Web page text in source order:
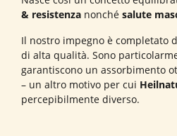
& resistenza nonché salute
Il nostro impegno è completato
di alta qualità. Sono
garantiscono un assorbimento
– un altro motivo per cui
percepibilmente diverso.